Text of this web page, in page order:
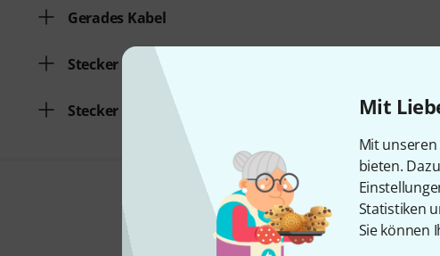
Mit
Mit
bieten.
Statistiken
Sie können
Gerades Kabel
Stecker von
Stecker auf